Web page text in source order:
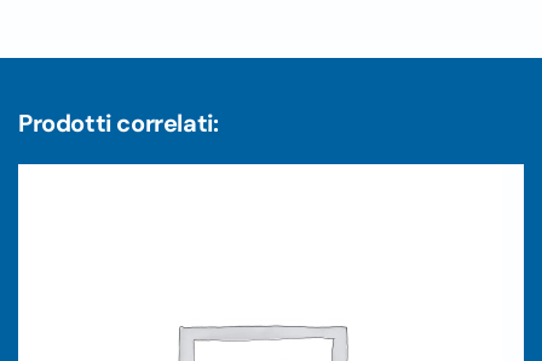
Prodotti correlati: